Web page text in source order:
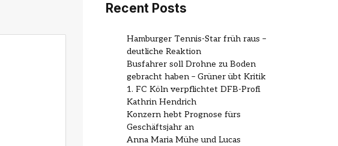
Recent Posts
Hamburger Tennis-Star früh raus –
deutliche Reaktion
Busfahrer soll Drohne zu Boden
gebracht haben – Grüner übt Kritik
1. FC Köln verpflichtet DFB-Profi
Kathrin Hendrich
Konzern hebt Prognose fürs
Geschäftsjahr an
Anna Maria Mühe und Lucas